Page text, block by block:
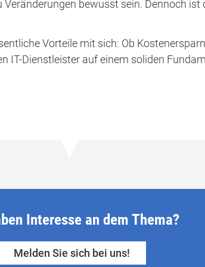
bewusst sein. Dennoch ist
Vorteile mit sich: Ob
IT-Dienstleister auf einem soliden
Interesse an dem Thema?
Melden Sie sich bei uns!